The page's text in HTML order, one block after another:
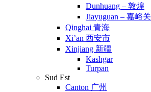
Dunhuang – 敦煌
Jiayuguan – 嘉峪关
Qinghai 青海
Xi’an 西安市
Xinjiang 新疆
Kashgar
Turpan
Sud Est
Canton 广州